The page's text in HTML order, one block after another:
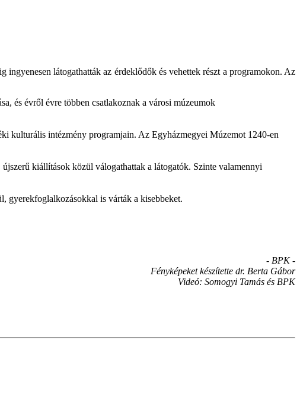
ingyenesen látogathatták az érdeklődők és vehettek részt a programokon. Az
és évről évre többen csatlakoznak a városi múzeumok
kulturális intézmény programjain. Az Egyházmegyei Múzemot 1240-en
kiállítások közül válogathattak a látogatók. Szinte valamennyi
gyerekfoglalkozásokkal is várták a kisebbeket.
- BPK -
Fényképeket készítette dr. Berta Gábor
Videó: Somogyi Tamás és BPK